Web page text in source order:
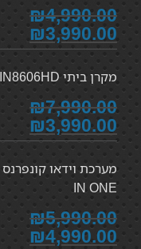
₪4,990.00
₪3,990.00
מקרן ביתי InFocus IN8606HD
₪7,990.00
₪3,990.00
IN ONE
₪5,990.00
₪4,990.00